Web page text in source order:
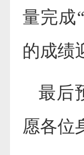
量完成
的成绩
最后
愿各位